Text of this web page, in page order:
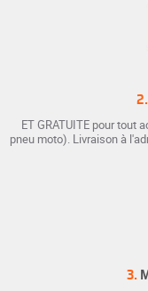
2.
ET GRATUITE pour tout
pneu moto). Livraison à
3.